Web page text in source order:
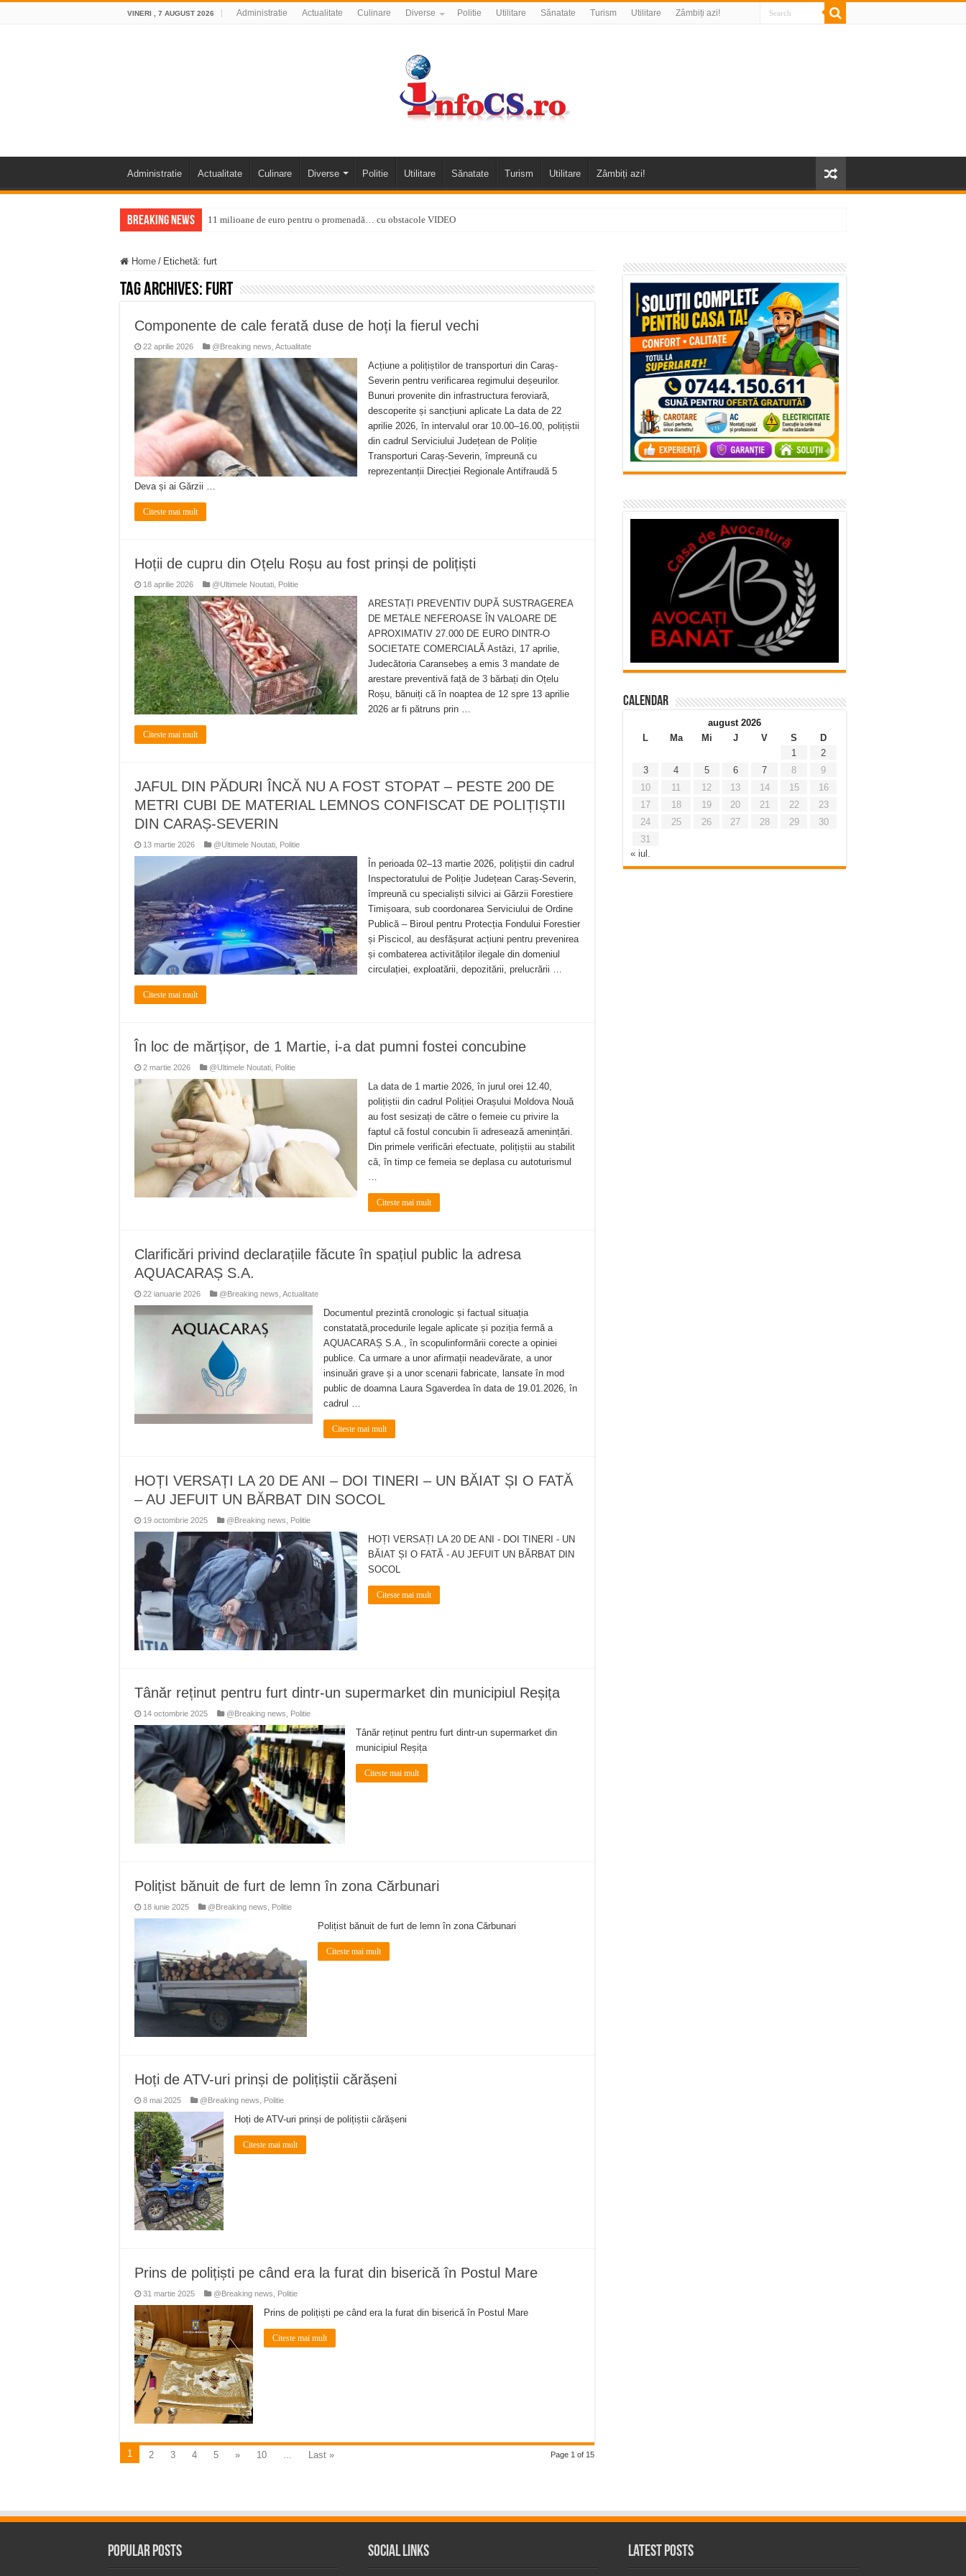
VINERI , 7 AUGUST 2026 Administratie Actualitate Culinare Diverse Politie Utilitare Sănatate Turism Utilitare Zâmbiți azi!
Administratie Actualitate Culinare Diverse Politie Utilitare Sănatate Turism Utilitare Zâmbiți azi!
Breaking News 11 milioane de euro pentru o promenadă… cu obstacole VIDEO
Întreruperi temporare ale furnizării apei potabile în Bocșa Română, în data de 6 august 2026
ANUNŢ OPRIRE ANUNŢ OPRIRE APĂ în ORAVIȚA – 05.08.2026 – avarie
Ștrandul Termal Ring din Oravița – locul unde natura a ascuns un izvor de sănătate VIDEO
Miresme de lavandă, mentă și flori de vară și râsete de copii la Carașova VIDEO
ANUNȚ OPRIRE APĂ în Reșița – avarie – 04.08.2026 – str. Văliugului și Plastomet
ANUNŢ OPRIRE APĂ în CARANSEBEȘ – 04.08.2026 – avarie – Calea Severinului
ANUNŢ OPRIRE APĂ în CARANSEBEȘ avarie
Home / Etichetă: furt
Tag Archives: furt
Componente de cale ferată duse de hoți la fierul vechi
22 aprilie 2026 @Breaking news Actualitate
Acțiune a polițiștilor de transporturi din Caraș-
Severin pentru verificarea regimului deșeurilor.
Bunuri provenite din infrastructura feroviară,
descoperite și sancțiuni aplicate La data de 22
aprilie 2026, în intervalul orar 10.00–16.00, polițiștii
din cadrul Serviciului Județean de Poliție
Transporturi Caraș-Severin, împreună cu
reprezentanții Direcției Regionale Antifraudă 5
Deva și ai Gărzii …
Citeste mai mult
Hoții de cupru din Oțelu Roșu au fost prinși de polițiști
18 aprilie 2026 @Ultimele Noutati Politie
ARESTAȚI PREVENTIV DUPĂ SUSTRAGEREA
DE METALE NEFEROASE ÎN VALOARE DE
APROXIMATIV 27.000 DE EURO DINTR-O
SOCIETATE COMERCIALĂ Astăzi, 17 aprilie,
Judecătoria Caransebeș a emis 3 mandate de
arestare preventivă față de 3 bărbați din Oțelu
Roșu, bănuiți că în noaptea de 12 spre 13 aprilie
2026 ar fi pătruns prin …
Citeste mai mult
JAFUL DIN PĂDURI ÎNCĂ NU A FOST STOPAT – PESTE 200 DE
METRI CUBI DE MATERIAL LEMNOS CONFISCAT DE POLIȚIȘTII
DIN CARAȘ-SEVERIN
13 martie 2026 @Ultimele Noutati Politie
În perioada 02–13 martie 2026, polițiștii din cadrul
Inspectoratului de Poliție Județean Caraș-Severin,
împreună cu specialiști silvici ai Gărzii Forestiere
Timișoara, sub coordonarea Serviciului de Ordine
Publică – Biroul pentru Protecția Fondului Forestier
și Piscicol, au desfășurat acțiuni pentru prevenirea
și combaterea activităților ilegale din domeniul
circulației, exploatării, depozitării, prelucrării …
Citeste mai mult
În loc de mărțișor, de 1 Martie, i-a dat pumni fostei concubine
2 martie 2026 @Ultimele Noutati Politie
La data de 1 martie 2026, în jurul orei 12.40,
polițiștii din cadrul Poliției Orașului Moldova Nouă
au fost sesizați de către o femeie cu privire la
faptul că fostul concubin îi adresează amenințări.
Din primele verificări efectuate, polițiștii au stabilit
că, în timp ce femeia se deplasa cu autoturismul
…
Citeste mai mult
Clarificări privind declarațiile făcute în spațiul public la adresa
AQUACARAȘ S.A.
22 ianuarie 2026 @Breaking news Actualitate
Documentul prezintă cronologic și factual situația
constatată,procedurile legale aplicate și poziția fermă a
AQUACARAȘ S.A., în scopulinformării corecte a opiniei
publice. Ca urmare a unor afirmații neadevărate, a unor
insinuări grave și a unor scenarii fabricate, lansate în mod
public de doamna Laura Sgaverdea în data de 19.01.2026, în
cadrul …
Citeste mai mult
HOȚI VERSAȚI LA 20 DE ANI – DOI TINERI – UN BĂIAT ȘI O FATĂ
– AU JEFUIT UN BĂRBAT DIN SOCOL
19 octombrie 2025 @Breaking news Politie
HOȚI VERSAȚI LA 20 DE ANI - DOI TINERI - UN
BĂIAT ȘI O FATĂ - AU JEFUIT UN BĂRBAT DIN
SOCOL
Citeste mai mult
Tânăr reținut pentru furt dintr-un supermarket din municipiul Reșița
14 octombrie 2025 @Breaking news Politie
Tânăr reținut pentru furt dintr-un supermarket din
municipiul Reșița
Citeste mai mult
Polițist bănuit de furt de lemn în zona Cărbunari
18 iunie 2025 @Breaking news Politie
Polițist bănuit de furt de lemn în zona Cărbunari
Citeste mai mult
Hoți de ATV-uri prinși de polițiștii cărășeni
8 mai 2025 @Breaking news Politie
Hoți de ATV-uri prinși de polițiștii cărășeni
Citeste mai mult
Prins de polițiști pe când era la furat din biserică în Postul Mare
31 martie 2025 @Breaking news Politie
Prins de polițiști pe când era la furat din biserică în Postul Mare
Citeste mai mult
Page 1 of 15
1 2 3 4 5 » 10 ... Last »
Calendar
august 2026
L
Ma Mi J V S
D
1
2
3
4 5 6 7 8
9
10
11 12 13 14 15
16
17
18 19 20 21 22
23
24
25 26 27 28 29
30
31
« iul.
Popular Posts Social Links Latest Posts